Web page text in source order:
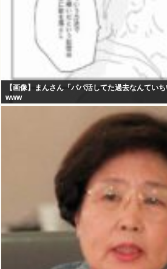
【画像】まんさん「パパ活してた過去なんてい
www